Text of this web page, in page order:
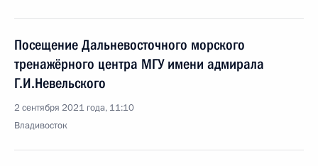
Посещение Дальневосточного морского
тренажёрного центра МГУ имени адмирала
Г.И.Невельского
2 сентября 2021 года, 11:10
Владивосток